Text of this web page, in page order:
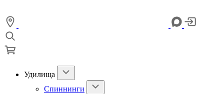
Удилища
Спиннинги